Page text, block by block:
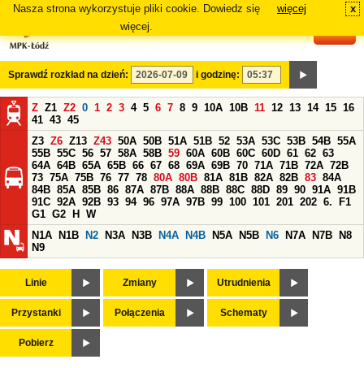
Nasza strona wykorzystuje pliki cookie. Dowiedz się
więcej.
więcej x
Sprawdź rozkład na dzień: i godzinę:
Z Z1 Z2 0 1 2 3 4 5 6 7 8 9 10A 10B 11 12 13 14 15 16
41 43 45
Z3 Z6 Z13 Z43 50A 50B 51A 51B 52 53A 53C 53B 54B 55A
55B 55C 56 57 58A 58B 59 60A 60B 60C 60D 61 62 63
64A 64B 65A 65B 66 67 68 69A 69B 70 71A 71B 72A 72B
73 75A 75B 76 77 78 80A 80B 81A 81B 82A 82B 83 84A
84B 85A 85B 86 87A 87B 88A 88B 88C 88D 89 90 91A 91B
91C 92A 92B 93 94 96 97A 97B 99 100 101 201 202 6.
F1
G1 G2 H
W
N1A
N1B N2 N3A N3B N4A N4B N5A N5B N6 N7A N7B
N8
N9
Linie Zmiany Utrudnienia
Przystanki Połączenia Schematy
Pobierz